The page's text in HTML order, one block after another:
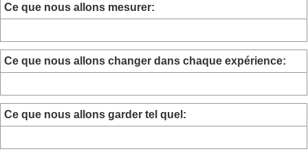
Ce que nous allons mesurer:
Ce que nous allons changer dans chaque expérience:
Ce que nous allons garder tel quel: